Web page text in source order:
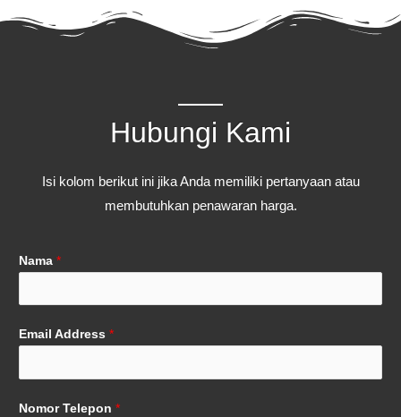
Hubungi Kami
Isi kolom berikut ini jika Anda memiliki pertanyaan atau
membutuhkan penawaran harga.
Nama *
Email Address *
Nomor Telepon *